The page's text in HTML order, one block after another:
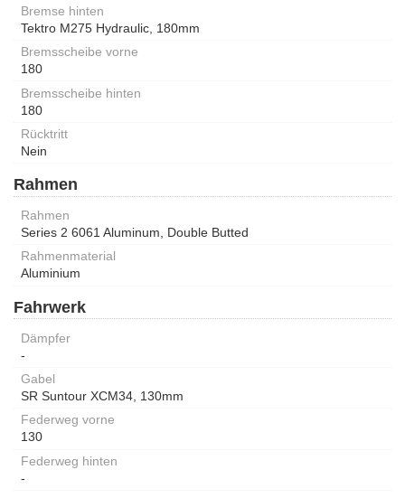
Bremse hinten
Tektro M275 Hydraulic, 180mm
Bremsscheibe vorne
180
Bremsscheibe hinten
180
Rücktritt
Nein
Rahmen
Rahmen
Series 2 6061 Aluminum, Double Butted
Rahmenmaterial
Aluminium
Fahrwerk
Dämpfer
-
Gabel
SR Suntour XCM34, 130mm
Federweg vorne
130
Federweg hinten
-